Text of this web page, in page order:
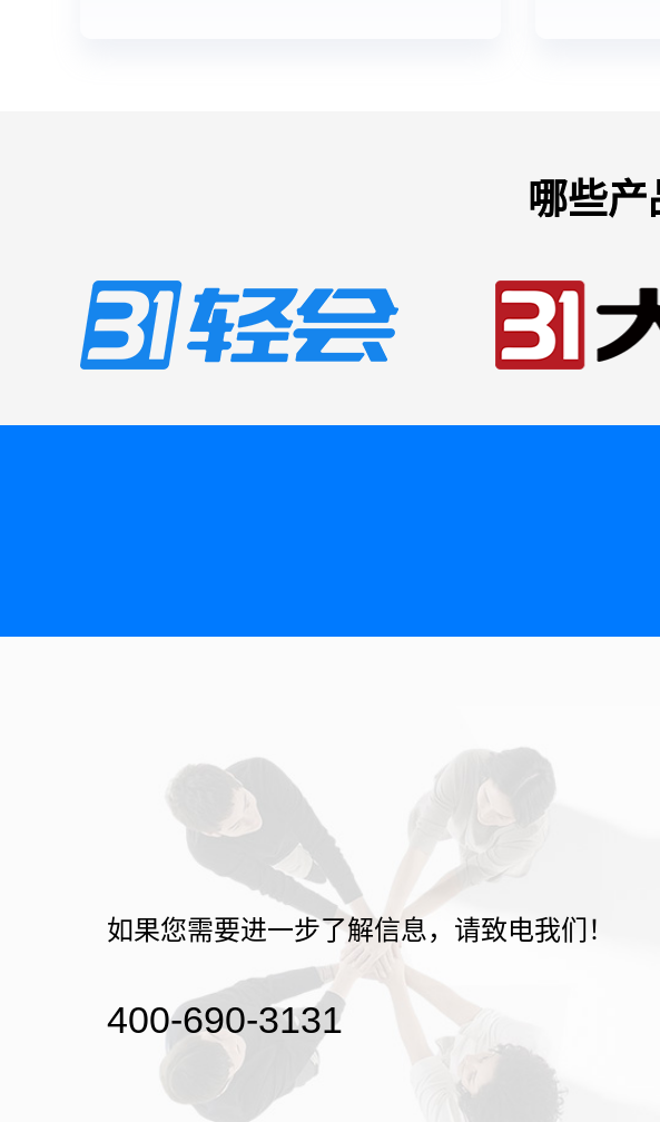
哪些
如果您需要进一步了解信息，请致电我们！
400-690-3131